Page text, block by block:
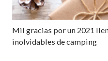
Mil gracias por un 2021
inolvidables de camping